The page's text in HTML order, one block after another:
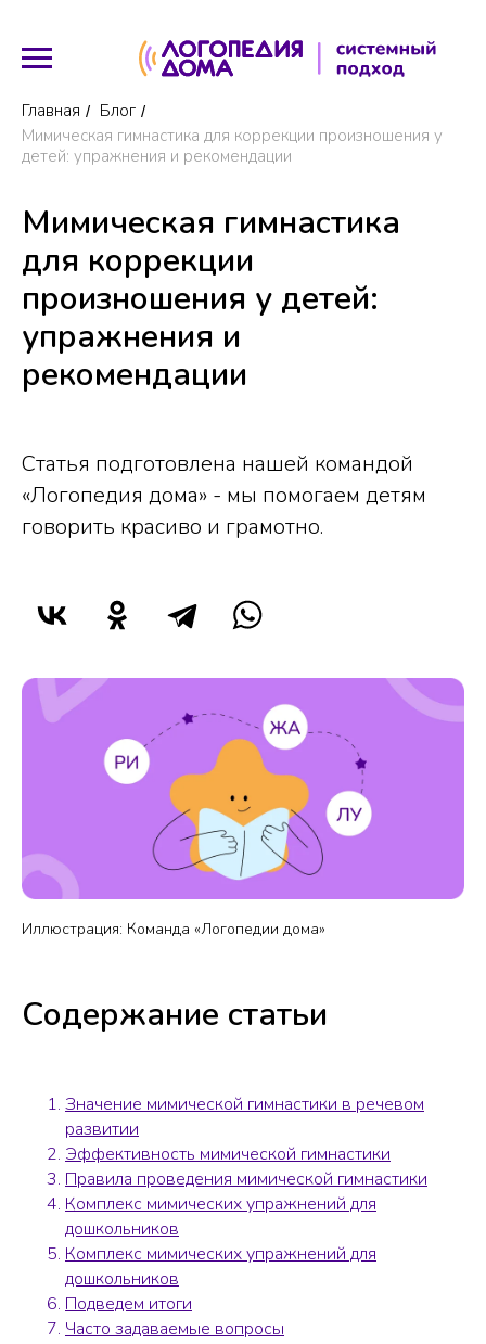
Главная / Блог /
Мимическая гимнастика для коррекции произношения у
детей: упражнения и рекомендации
Мимическая гимнастика
для коррекции
произношения у детей:
упражнения и
рекомендации
Статья подготовлена нашей командой
«Логопедия дома» - мы помогаем детям
говорить красиво и грамотно.
Иллюстрация: Команда «Логопедии дома»
Содержание статьи
Значение мимической гимнастики в речевом
развитии
Эффективность мимической гимнастики
Правила проведения мимической гимнастики
Комплекс мимических упражнений для
дошкольников
Комплекс мимических упражнений для
дошкольников
Подведем итоги
Часто задаваемые вопросы